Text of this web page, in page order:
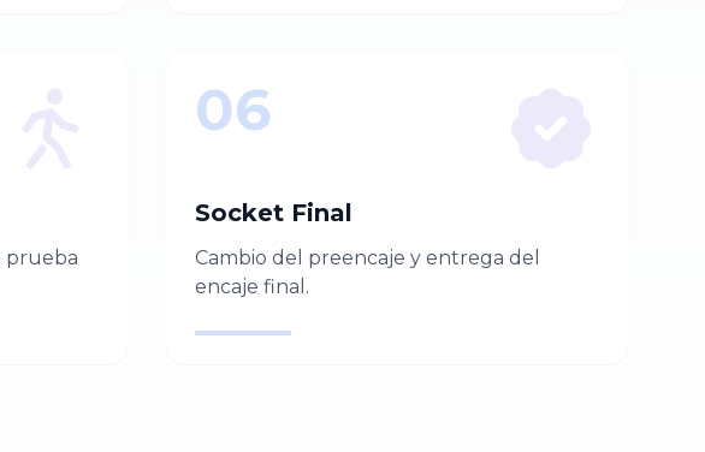
prueba
06
Socket Final
Cambio del preencaje y entrega del
encaje final.